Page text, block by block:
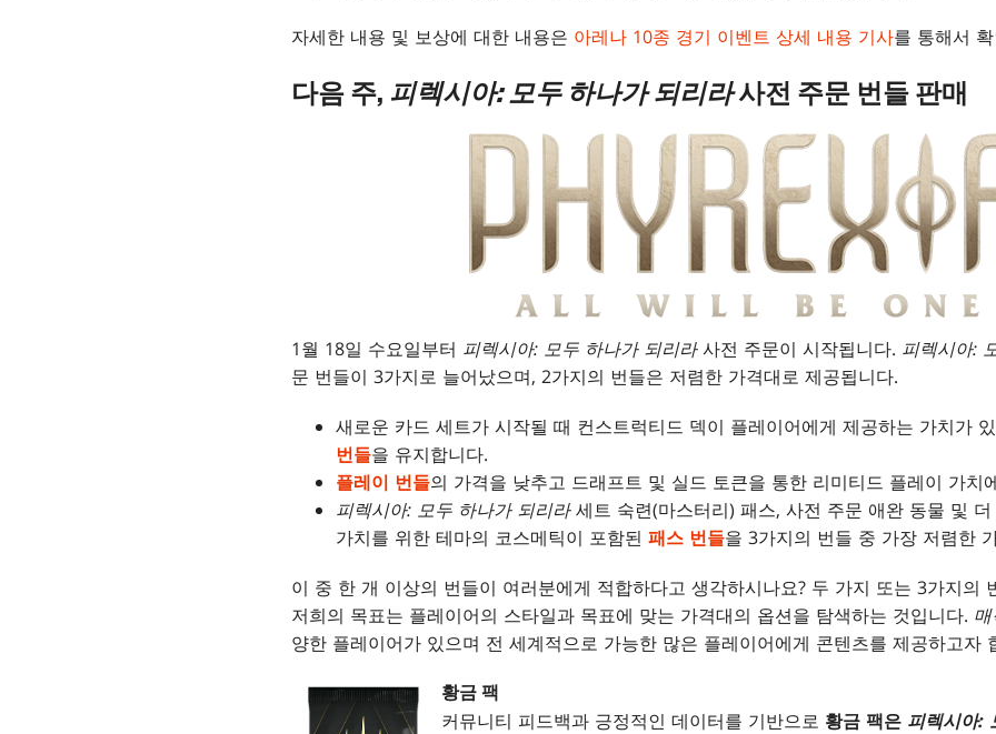
자세한 내용 및 보상에 대한 내용은 아레나 10종 경기 이벤트 상세 내용 기사를 통해서
다음 주, 피렉시아: 모두 하나가 되리라사전 주문 번들 판매
1월 18일 수요일부터 피렉시아: 모두 하나가 되리라사전 주문이 시작됩니다. 피렉시아:
문 번들이 3가지로 늘어났으며, 2가지의 번들은 저렴한 가격대로 제공됩니다.
새로운 카드 세트가 시작될 때 컨스트럭티드 덱이 플레이어에게 제공하는 가치가
번들을 유지합니다.
플레이 번들의 가격을 낮추고 드래프트 및 실드 토큰을 통한 리미티드 플레이 가치
피렉시아: 모두 하나가 되리라세트 숙련(마스터리) 패스, 사전 주문 애완 동물 및
가치를 위한 테마의 코스메틱이 포함된 패스 번들을 3가지의 번들 중 가장 저렴한
이 중 한 개 이상의 번들이 여러분에게 적합하다고 생각하시나요? 두 가지 또는 3가지의
저희의 목표는 플레이어의 스타일과 목표에 맞는 가격대의 옵션을 탐색하는 것입니다.
양한 플레이어가 있으며 전 세계적으로 가능한 많은 플레이어에게 콘텐츠를 제공하고자
황금 팩
커뮤니티 피드백과 긍정적인 데이터를 기반으로 황금 팩은 피렉시아: